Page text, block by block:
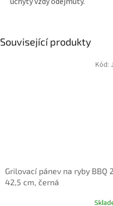
Související produkty
Grilovací pánev na ryby BBQ
42,5 cm, černá
Kód: